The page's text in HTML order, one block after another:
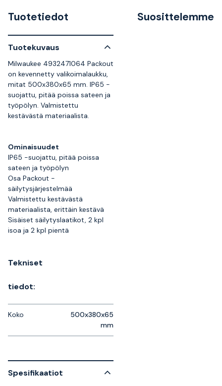
Tuotetiedot
Tuotekuvaus
Milwaukee 4932471064 Packout
on kevennetty valikoimalaukku,
mitat 500x380x65 mm. IP65 -
suojattu, pitää poissa sateen ja
työpölyn. Valmistettu
kestävästä materiaalista.
Ominaisuudet
IP65 -suojattu, pitää poissa
sateen ja työpölyn
Osa Packout -
säilytysjärjestelmää
Valmistettu kestävästä
materiaalista, erittäin kestävä
Sisäiset säilytyslaatikot, 2 kpl
isoa ja 2 kpl pientä
Tekniset
tiedot:
Koko
500x380x65
mm
Spesifikaatiot
Suosittelemme